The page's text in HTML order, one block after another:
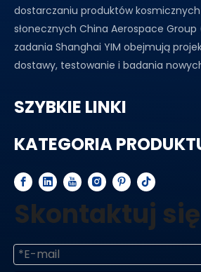
dostarczaniu produktów
słonecznych China Aerospace Group
zadania Shanghai YIM obejmują
dostawy, testowanie i badania
SZYBKIE LINKI
KATEGORIA
Skontaktuj